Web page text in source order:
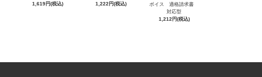
1,619円(税込)
1,222円(税込)
ボイス 適格請求書
対応型
1,212円(税込)